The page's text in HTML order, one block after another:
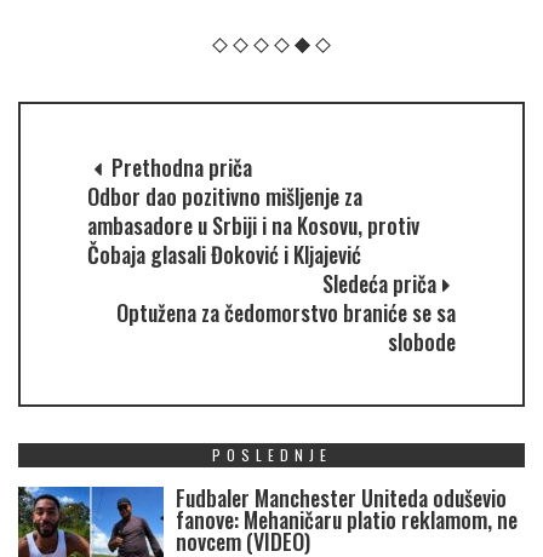
Prethodna priča
Odbor dao pozitivno mišljenje za
ambasadore u Srbiji i na Kosovu, protiv
Čobaja glasali Đoković i Kljajević
Sledeća priča
Optužena za čedomorstvo braniće se sa
slobode
POSLEDNJE
Fudbaler Manchester Uniteda oduševio
fanove: Mehaničaru platio reklamom, ne
novcem (VIDEO)